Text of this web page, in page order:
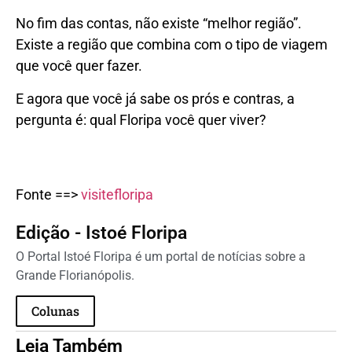
No fim das contas, não existe “melhor região”.
Existe a região que combina com o tipo de viagem
que você quer fazer.
E agora que você já sabe os prós e contras, a
pergunta é: qual Floripa você quer viver?
Fonte ==>visitefloripa
Edição - Istoé Floripa
O Portal Istoé Floripa é um portal de notícias sobre a
Grande Florianópolis.
Colunas
Leia Também